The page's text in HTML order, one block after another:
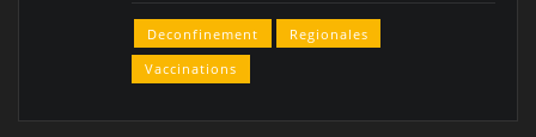
Deconfinement
Regionales
Vaccinations